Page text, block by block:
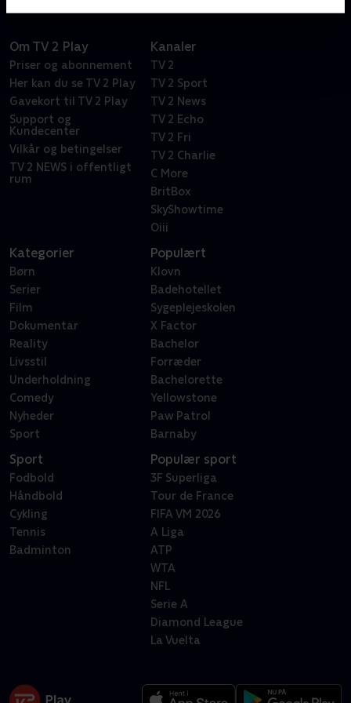
Om TV 2 Play
Priser og abonnement
Her kan du se TV 2 Play
Gavekort til TV 2 Play
Support og
Kundecenter
Vilkår og betingelser
TV 2 NEWS i offentligt
rum
Kanaler
TV 2
TV 2 Sport
TV 2 News
TV 2 Echo
TV 2 Fri
TV 2 Charlie
C More
BritBox
SkyShowtime
Oiii
Kategorier
Børn
Serier
Film
Dokumentar
Reality
Livsstil
Underholdning
Comedy
Nyheder
Sport
Populært
Klovn
Badehotellet
Sygeplejeskolen
X Factor
Bachelor
Forræder
Bachelorette
Yellowstone
Paw Patrol
Barnaby
Sport
Fodbold
Håndbold
Cykling
Tennis
Badminton
Populær sport
3F Superliga
Tour de France
FIFA VM 2026
A Liga
ATP
WTA
NFL
Serie A
Diamond League
La Vuelta